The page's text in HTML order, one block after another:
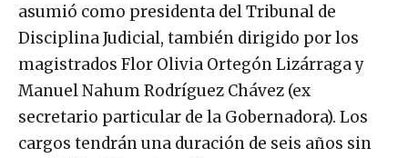
asumió como presidenta del Tribunal de
Disciplina Judicial, también dirigido por los
magistrados Flor Olivia Ortegón Lizárraga y
Manuel Nahum Rodríguez Chávez (ex
secretario particular de la Gobernadora). Los
cargos tendrán una duración de seis años sin